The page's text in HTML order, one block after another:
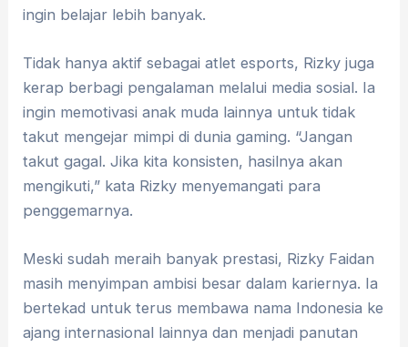
ingin belajar lebih banyak.
Tidak hanya aktif sebagai atlet esports, Rizky juga
kerap berbagi pengalaman melalui media sosial. Ia
ingin memotivasi anak muda lainnya untuk tidak
takut mengejar mimpi di dunia gaming. “Jangan
takut gagal. Jika kita konsisten, hasilnya akan
mengikuti,” kata Rizky menyemangati para
penggemarnya.
Meski sudah meraih banyak prestasi, Rizky Faidan
masih menyimpan ambisi besar dalam kariernya. Ia
bertekad untuk terus membawa nama Indonesia ke
ajang internasional lainnya dan menjadi panutan